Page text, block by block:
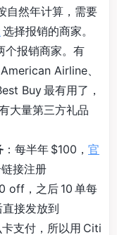
自然年计算，需要
选择报销的商家。
个报销商家。有
Airline、
Buy 最有用了，
大量第三方礼品
：每半年 $100， 官
接注册
off，之后 10 单每
接发放到
支付，所以用 Citi